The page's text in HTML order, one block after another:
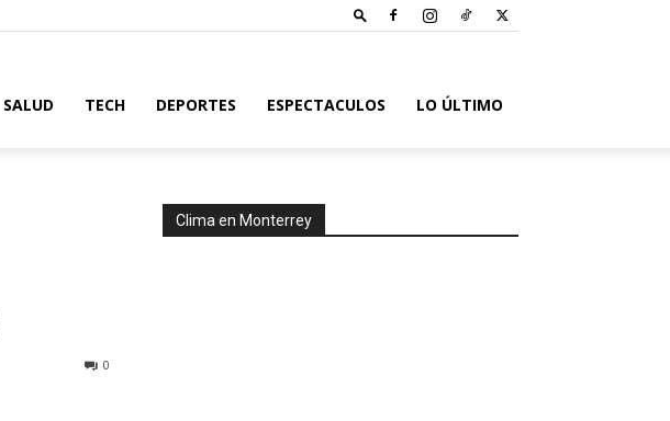
SALUD TECH DEPORTES ESPECTACULOS LO ÚLTIMO
0
Clima en Monterrey